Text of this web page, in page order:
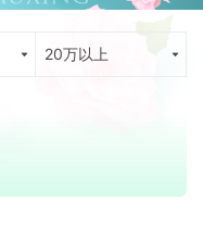
20万以上